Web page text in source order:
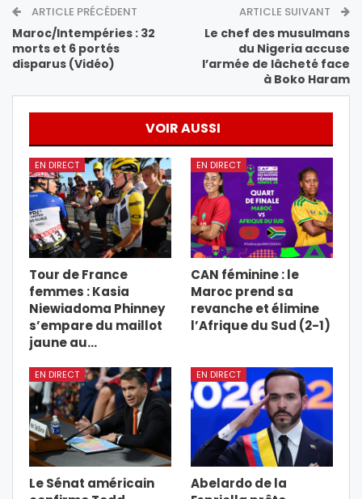
ARTICLE PRÉCÉDENT
Maroc/Intempéries : 32
morts et 6 portés
disparus (Vidéo)
ARTICLE SUIVANT
Le chef des musulmans
du Nigeria accuse
l’armée de lâcheté face
à Boko Haram
VOIR AUSSI
EN DIRECT
Tour de France
femmes : Kasia
Niewiadoma Phinney
s’empare du maillot
jaune au…
EN DIRECT
CAN féminine : le
Maroc prend sa
revanche et élimine
l’Afrique du Sud (2-1)
EN DIRECT
Le Sénat américain
EN DIRECT
Abelardo de la